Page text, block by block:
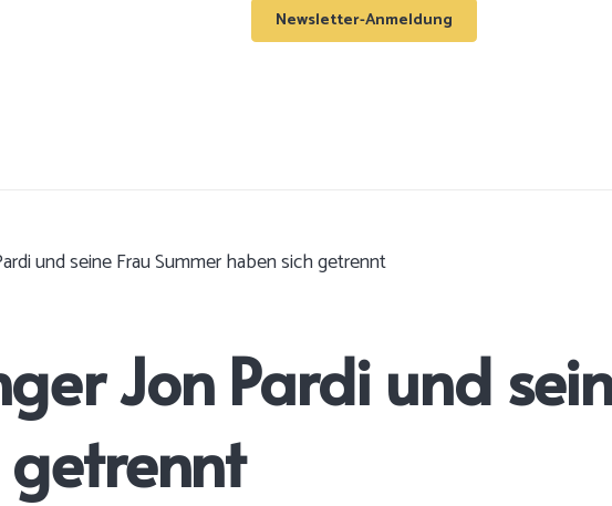
Newsletter-Anmeldung
und seine Frau Summer haben sich getrennt
Jon Pardi und